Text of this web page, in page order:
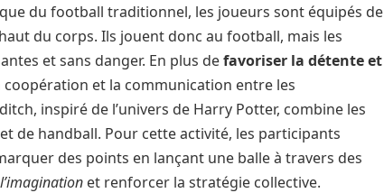
du football traditionnel, les joueurs sont équipés de
du corps. Ils jouent donc au football, mais les
et sans danger. En plus defavoriser la détente et
et la communication entre les
inspiré de l’univers de Harry Potter, combine les
de handball. Pour cette activité, les participants
des points en lançant une balle à travers des
et renforcer la stratégie collective.